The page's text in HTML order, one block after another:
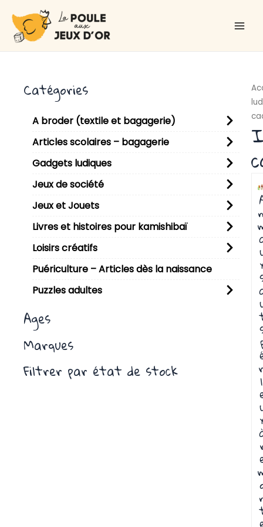
contenu
Catégories
A broder (textile et bagagerie)
Articles scolaires – bagagerie
Gadgets ludiques
Jeux de société
Jeux et Jouets
Livres et histoires pour kamishibaï
Loisirs créatifs
Puériculture – Articles dès la naissance
Puzzles adultes
Ages
Marques
Filtrer par état de stock